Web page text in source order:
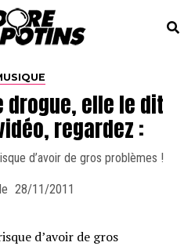
drogue, elle le dit
regardez :
d’avoir de gros problèmes !
28/11/2011
d’avoir de gros